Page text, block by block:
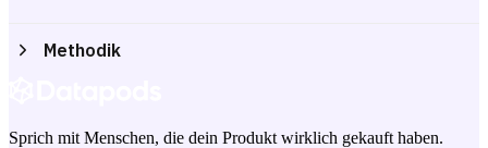
Methodik
Sprich mit Menschen, die dein Produkt wirklich gekauft haben.